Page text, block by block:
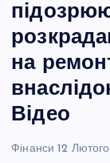
на
Відео
Фінанси 12